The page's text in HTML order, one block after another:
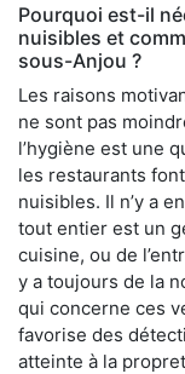
Pourquoi est-il
nuisibles et
sous-Anjou ?
Les raisons
ne sont pas
l’hygiène est une
les restaurants
nuisibles. Il n’y a
tout entier est un
cuisine, ou de
y a toujours de la
qui concerne ces
favorise des
atteinte à la